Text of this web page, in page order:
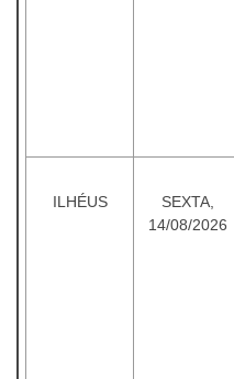
ILHÉUS
SEXTA,
14/08/2026